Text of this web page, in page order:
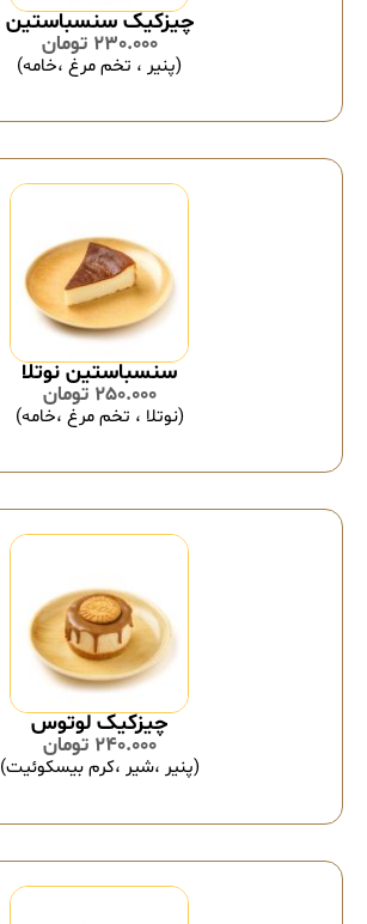
چیزکیک سنسباستین
230.000 تومان
(پنیر ، تخم مرغ ،خامه)
سنسباستین نوتلا
250.000 تومان
(نوتلا ، تخم مرغ ،خامه)
چیزکیک لوتوس
240.000 تومان
(پنیر ،شیر ،کرم بیسکوئیت)